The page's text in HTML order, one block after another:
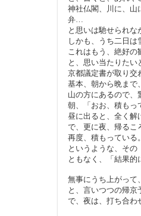
神社仏閣、川に、山
弁…
と思いは馳せられな
しかも、うち二日は
これはもう、絶好
と、思い当たりたい
京都議定書が取り交
基本、朝から晩ま
山の方にあるので、
朝、「おお、積もっ
昼に出ると、全く解
で、更に夜、帰るこ
再度、積もっている
というような、そ
ともなく、「結果
無事にうち上がっ
と、言いつつの帰
で、夜は、打ち合